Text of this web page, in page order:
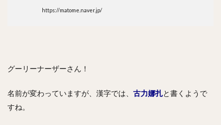
https://matome.naver.jp/
グーリーナーザーさん！
名前が変わっていますが、漢字では、 古力娜扎と書くようで
すね。